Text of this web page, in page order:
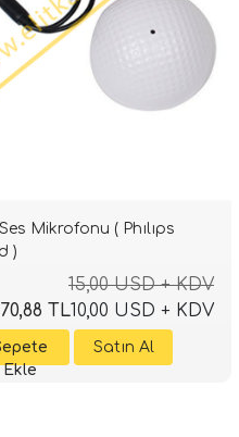
Mikrofonu ( Phılıps
)
15,00 USD + KDV
10,00 USD + KDV
TL